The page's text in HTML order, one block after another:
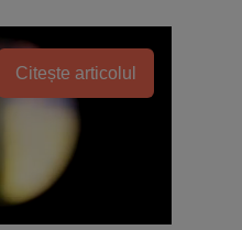
Citește articolul